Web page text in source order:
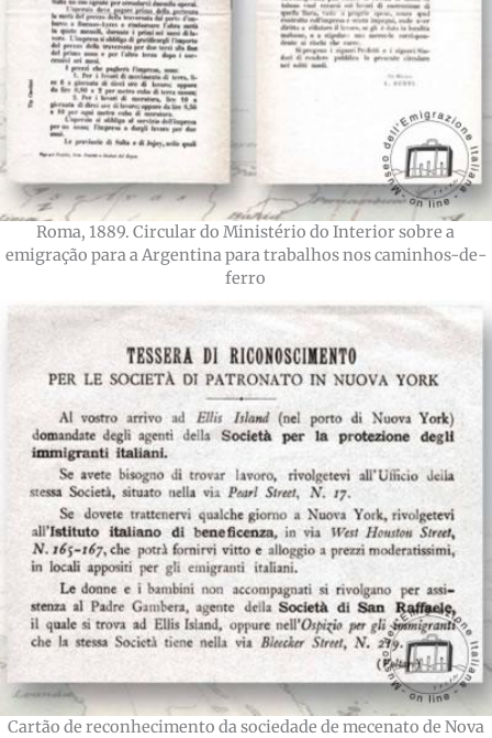
Roma, 1889. Circular do Ministério do Interior sobre a
emigração para a Argentina para trabalhos nos caminhos-de-
ferro
Cartão de reconhecimento da sociedade de mecenato de Nova